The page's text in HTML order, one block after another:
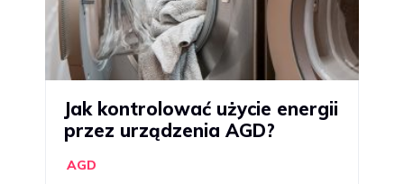
Jak kontrolować użycie energii
przez urządzenia AGD?
AGD